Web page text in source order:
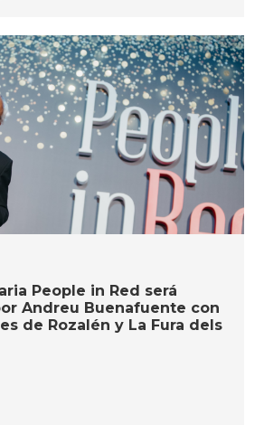
People in Red será
Andreu Buenafuente con
de Rozalén y La Fura dels